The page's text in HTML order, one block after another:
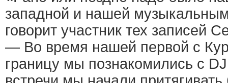
западной и нашей
говорит участник тех записей
— Во время нашей первой с
границу мы познакомились с